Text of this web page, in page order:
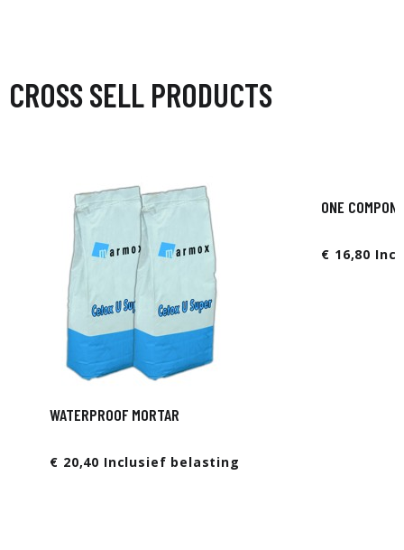
CROSS SELL PRODUCTS
WATERPROOF MORTAR
€ 20,40 Inclusief belasting
ONE
€ 16,80